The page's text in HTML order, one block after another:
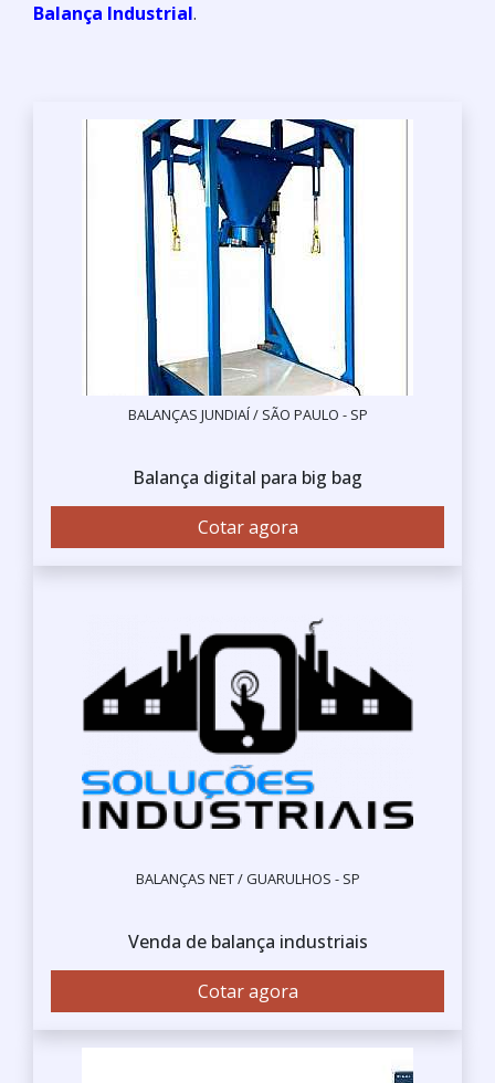
Balança Industrial.
BALANÇAS JUNDIAÍ / SÃO PAULO - SP
Balança digital para big bag
Cotar agora
BALANÇAS NET / GUARULHOS - SP
Venda de balança industriais
Cotar agora